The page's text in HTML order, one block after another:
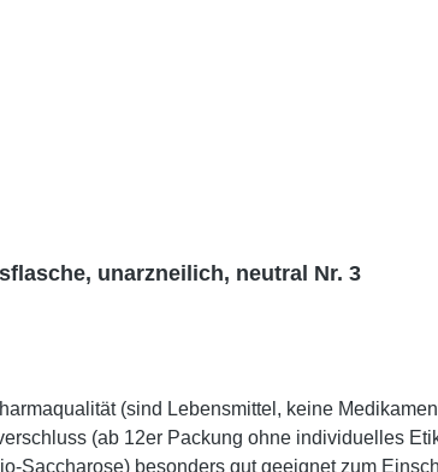
unarzneilich, neutral Nr. 3
(sind Lebensmittel, keine
(ab 12er Packung ohne individuelles
Saccharose) besonders gut geeignet zum